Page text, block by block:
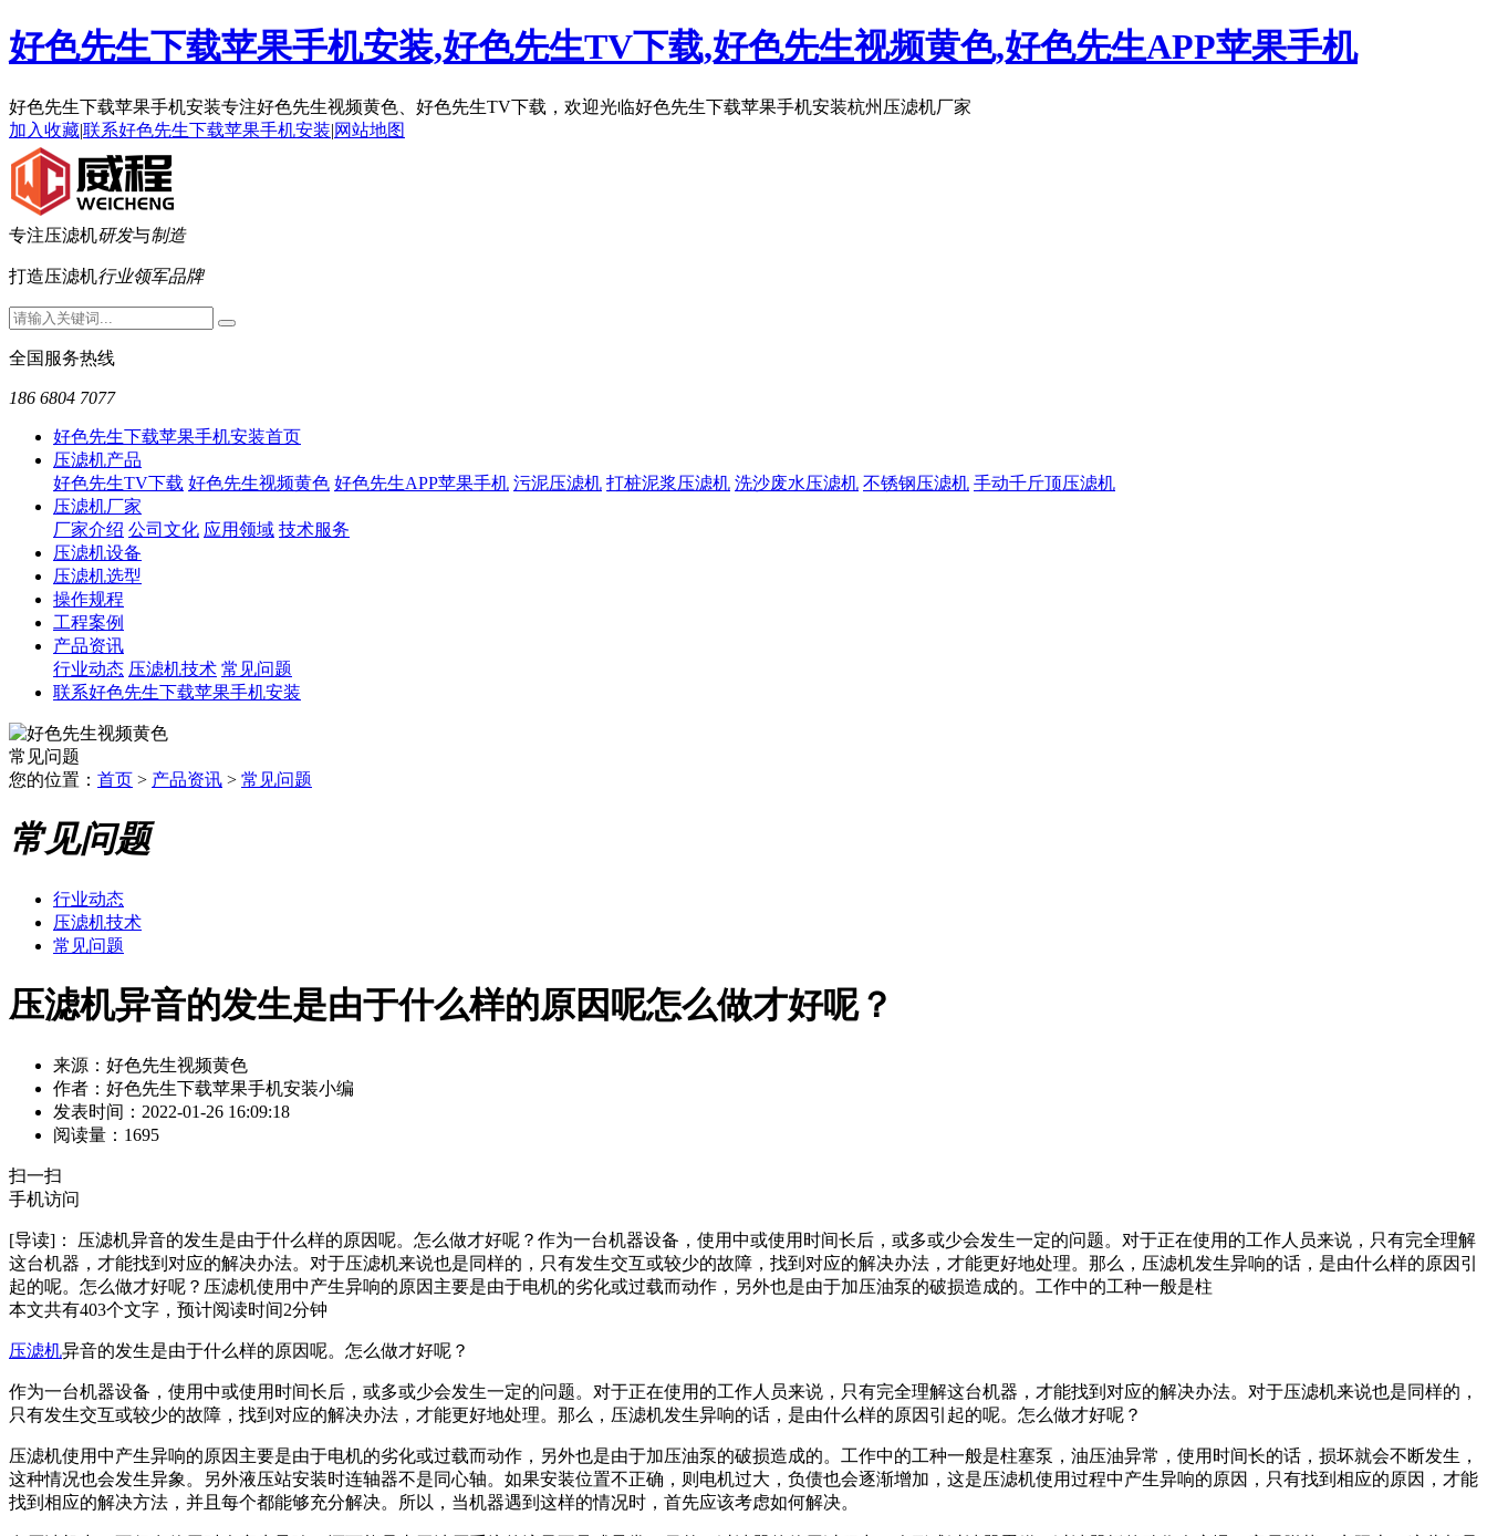
好色先生下载苹果手机安装,好色先生TV下载,好色先生视频黄色,好色先生APP苹果手机
好色先生下载苹果手机安装专注好色先生视频黄色、好色先生TV下载，欢迎光临好色先生下载苹果手机安装杭州压滤机厂家
加入收藏|联系好色先生下载苹果手机安装|网站地图
专注压滤机研发与制造
打造压滤机行业领军品牌
全国服务热线
186 6804 7077
好色先生下载苹果手机安装首页
压滤机产品
好色先生TV下载 好色先生视频黄色 好色先生APP苹果手机 污泥压滤机 打桩泥浆压滤机 洗沙废水压滤机 不锈钢压滤机 手动千斤顶压滤机
压滤机厂家
厂家介绍 公司文化 应用领域 技术服务
压滤机设备
压滤机选型
操作规程
工程案例
产品资讯
行业动态 压滤机技术 常见问题
联系好色先生下载苹果手机安装
常见问题
您的位置： 首页 > 产品资讯 > 常见问题
常见问题
行业动态
压滤机技术
常见问题
压滤机异音的发生是由于什么样的原因呢怎么做才好呢？
来源：好色先生视频黄色
作者：好色先生下载苹果手机安装小编
发表时间：2022-01-26 16:09:18
阅读量：1695
扫一扫
手机访问
[导读]：
压滤机异音的发生是由于什么样的原因呢。怎么做才好呢？作为一台机器设备，使用中或使用时间长后，或多或少会发生一定的问题。对于正在使用的工作人员来说，只有完全理解
这台机器，才能找到对应的解决办法。对于压滤机来说也是同样的，只有发生交互或较少的故障，找到对应的解决办法，才能更好地处理。那么，压滤机发生异响的话，是由什么样的原因引
起的呢。怎么做才好呢？压滤机使用中产生异响的原因主要是由于电机的劣化或过载而动作，另外也是由于加压油泵的破损造成的。工作中的工种一般是柱
本文共有403个文字，预计阅读时间2分钟
压滤机异音的发生是由于什么样的原因呢。怎么做才好呢？
作为一台机器设备，使用中或使用时间长后，或多或少会发生一定的问题。对于正在使用的工作人员来说，只有完全理解这台机器，才能找到对应的解决办法。对于压滤机来说也是同样的，
只有发生交互或较少的故障，找到对应的解决办法，才能更好地处理。那么，压滤机发生异响的话，是由什么样的原因引起的呢。怎么做才好呢？
压滤机使用中产生异响的原因主要是由于电机的劣化或过载而动作，另外也是由于加压油泵的破损造成的。工作中的工种一般是柱塞泵，油压油异常，使用时间长的话，损坏就会不断发生，
这种情况也会发生异象。另外液压站安装时连轴器不是同心轴。如果安装位置不正确，则电机过大，负债也会逐渐增加，这是压滤机使用过程中产生异响的原因，只有找到相应的原因，才能
找到相应的解决方法，并且每个都能够充分解决。所以，当机器遇到这样的情况时，首先应该考虑如何解决。